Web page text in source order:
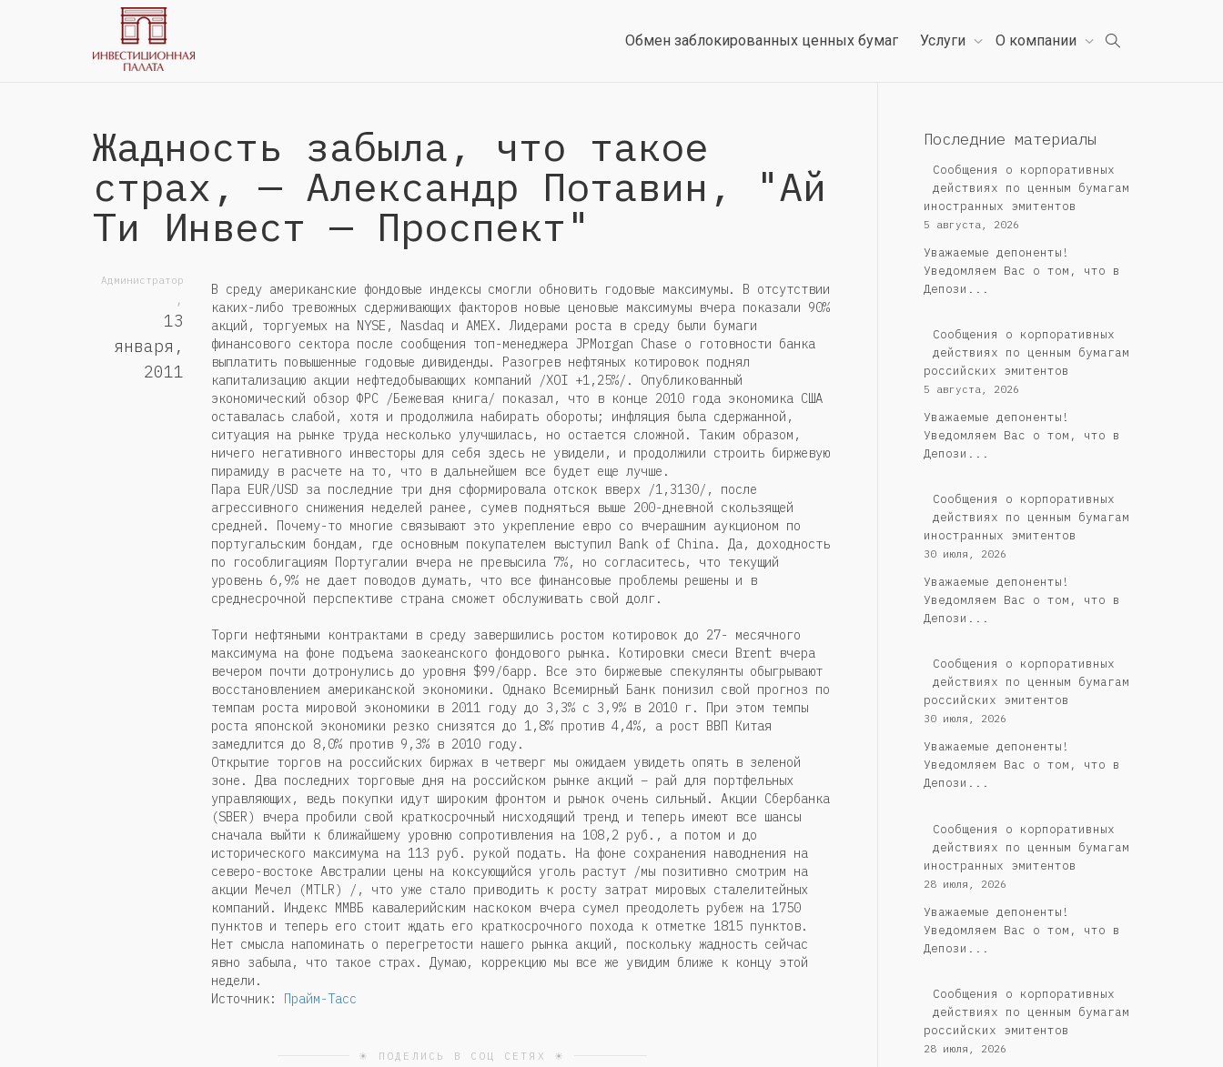
Обмен заблокированных ценных бумаг Услуги О компании
Жадность забыла, что такое
страх, — Александр Потавин, "Ай
Ти Инвест — Проспект"
Администратор
,
13
января,
2011
В среду американские фондовые индексы смогли обновить годовые максимумы. В отсутствии
каких-либо тревожных сдерживающих факторов новые ценовые максимумы вчера показали 90%
акций, торгуемых на NYSE, Nasdaq и AMEX. Лидерами роста в среду были бумаги
финансового сектора после сообщения топ-менеджера JPMorgan Chase о готовности банка
выплатить повышенные годовые дивиденды. Разогрев нефтяных котировок поднял
капитализацию акции нефтедобывающих компаний /XOI +1,25%/. Опубликованный
экономический обзор ФРС /Бежевая книга/ показал, что в конце 2010 года экономика США
оставалась слабой, хотя и продолжила набирать обороты; инфляция была сдержанной,
ситуация на рынке труда несколько улучшилась, но остается сложной. Таким образом,
ничего негативного инвесторы для себя здесь не увидели, и продолжили строить биржевую
пирамиду в расчете на то, что в дальнейшем все будет еще лучше.
Пара EUR/USD за последние три дня сформировала отскок вверх /1,3130/, после
агрессивного снижения неделей ранее, сумев подняться выше 200-дневной скользящей
средней. Почему-то многие связывают это укрепление евро со вчерашним аукционом по
португальским бондам, где основным покупателем выступил Bank of China. Да, доходность
по гособлигациям Португалии вчера не превысила 7%, но согласитесь, что текущий
уровень 6,9% не дает поводов думать, что все финансовые проблемы решены и в
среднесрочной перспективе страна сможет обслуживать свой долг.
Торги нефтяными контрактами в среду завершились ростом котировок до 27- месячного
максимума на фоне подъема заокеанского фондового рынка. Котировки смеси Brent вчера
вечером почти дотронулись до уровня $99/барр. Все это биржевые спекулянты обыгрывают
восстановлением американской экономики. Однако Всемирный Банк понизил свой прогноз по
темпам роста мировой экономики в 2011 году до 3,3% с 3,9% в 2010 г. При этом темпы
роста японской экономики резко снизятся до 1,8% против 4,4%, а рост ВВП Китая
замедлится до 8,0% против 9,3% в 2010 году.
Открытие торгов на российских биржах в четверг мы ожидаем увидеть опять в зеленой
зоне. Два последних торговые дня на российском рынке акций – рай для портфельных
управляющих, ведь покупки идут широким фронтом и рынок очень сильный. Акции Сбербанка
(SBER) вчера пробили свой краткосрочный нисходящий тренд и теперь имеют все шансы
сначала выйти к ближайшему уровню сопротивления на 108,2 руб., а потом и до
исторического максимума на 113 руб. рукой подать. На фоне сохранения наводнения на
северо-востоке Австралии цены на коксующийся уголь растут /мы позитивно смотрим на
акции Мечел (MTLR) /, что уже стало приводить к росту затрат мировых сталелитейных
компаний. Индекс ММВБ кавалерийским наскоком вчера сумел преодолеть рубеж на 1750
пунктов и теперь его стоит ждать его краткосрочного похода к отметке 1815 пунктов.
Нет смысла напоминать о перегретости нашего рынка акций, поскольку жадность сейчас
явно забыла, что такое страх. Думаю, коррекцию мы все же увидим ближе к концу этой
недели.
Источник: Прайм-Тасс
☀ ПОДЕЛИСЬ В СОЦ СЕТЯХ ☀
Последние материалы
Сообщения о корпоративных
действиях по ценным бумагам
иностранных эмитентов
5 августа, 2026
Уважаемые депоненты!
Уведомляем Вас о том, что в
Депози...
Cообщения о корпоративных
действиях по ценным бумагам
российских эмитентов
5 августа, 2026
Уважаемые депоненты!
Уведомляем Вас о том, что в
Депози...
Сообщения о корпоративных
действиях по ценным бумагам
иностранных эмитентов
30 июля, 2026
Уважаемые депоненты!
Уведомляем Вас о том, что в
Депози...
Cообщения о корпоративных
действиях по ценным бумагам
российских эмитентов
30 июля, 2026
Уважаемые депоненты!
Уведомляем Вас о том, что в
Депози...
Сообщения о корпоративных
действиях по ценным бумагам
иностранных эмитентов
28 июля, 2026
Уважаемые депоненты!
Уведомляем Вас о том, что в
Депози...
Cообщения о корпоративных
действиях по ценным бумагам
российских эмитентов
28 июля, 2026